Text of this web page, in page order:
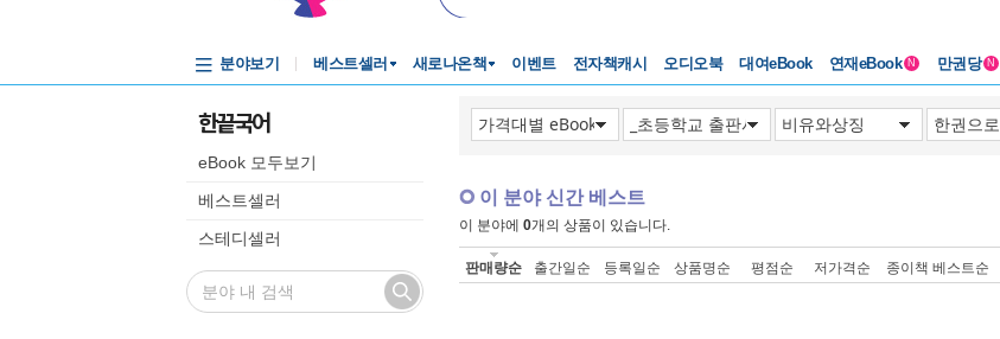
분야보기 베스트셀러 새로나온책 이벤트 전자책캐시 오디오북 대여eBook 연재eBook N 만권당 N
한끝국어
eBook 모두보기
베스트셀러
스테디셀러
이 분야 신간 베스트
이 분야에 0개의 상품이 있습니다.
판매량순 출간일순 등록일순 상품명순 평점순 저가격순 종이책 베스트순